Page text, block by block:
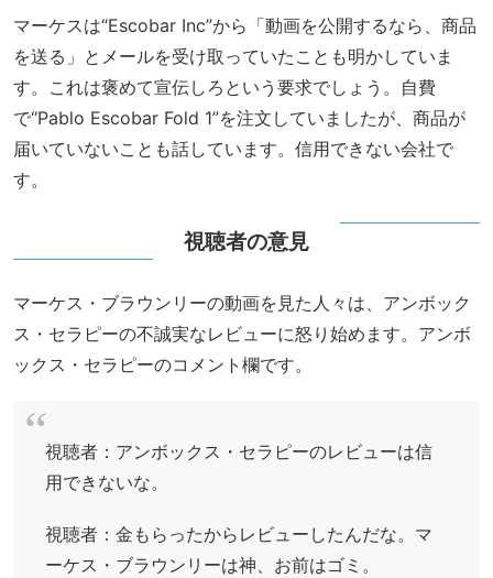
マーケスは“Escobar Inc”から「動画を公開するなら、商品
を送る」とメールを受け取っていたことも明かしていま
す。これは褒めて宣伝しろという要求でしょう。自費
で“Pablo Escobar Fold 1”を注文していましたが、商品が
届いていないことも話しています。信用できない会社で
す。
視聴者の意見
マーケス・ブラウンリーの動画を見た人々は、アンボック
ス・セラピーの不誠実なレビューに怒り始めます。アンボ
ックス・セラピーのコメント欄です。
視聴者：アンボックス・セラピーのレビューは信
用できないな。
視聴者：金もらったからレビューしたんだな。マ
ーケス・ブラウンリーは神、お前はゴミ。